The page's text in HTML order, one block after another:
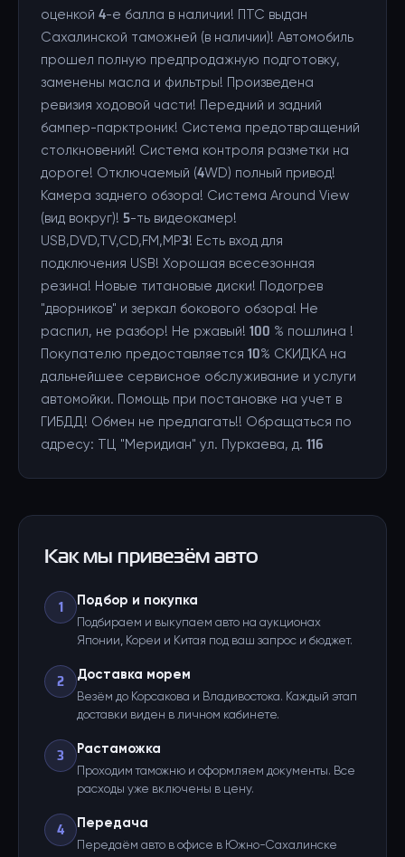
оценкой 4-е балла в наличии! ПТС выдан
Сахалинской таможней (в наличии)! Автомобиль
прошел полную предпродажную подготовку,
заменены масла и фильтры! Произведена
ревизия ходовой части! Передний и задний
бампер-парктроник! Система предотвращений
столкновений! Система контроля разметки на
дороге! Отключаемый (4WD) полный привод!
Камера заднего обзора! Система Around View
(вид вокруг)! 5-ть видеокамер!
USB,DVD,TV,CD,FM,MP3! Есть вход для
подключения USB! Хорошая всесезонная
резина! Новые титановые диски! Подогрев
"дворников" и зеркал бокового обзора! Не
распил, не разбор! Не ржавый! 100 % пошлина !
Покупателю предоставляется 10% СКИДКА на
дальнейшее сервисное обслуживание и услуги
автомойки. Помощь при постановке на учет в
ГИБДД! Обмен не предлагать!! Обращаться по
адресу: ТЦ "Меридиан" ул. Пуркаева, д. 116
Как мы привезём авто
1 Подбор и покупка
Подбираем и выкупаем авто на аукционах
Японии, Кореи и Китая под ваш запрос и бюджет.
2 Доставка морем
Везём до Корсакова и Владивостока. Каждый этап
доставки виден в личном кабинете.
3 Растаможка
Проходим таможню и оформляем документы. Все
расходы уже включены в цену.
4 Передача
Передаём авто в офисе в Южно-Сахалинске